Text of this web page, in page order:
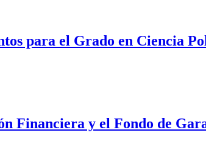
para el Grado en Ciencia
Financiera y el Fondo de